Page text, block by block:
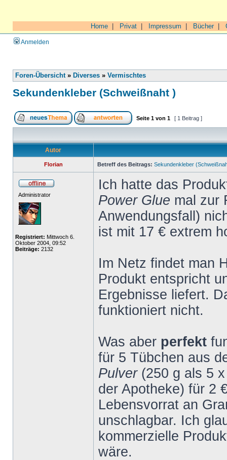
Home Privat Impressum Bücher|
Anmelden
Foren-Übersicht» Diverses » Vermischtes
Sekundenkleber (Schweißnaht )
Seite 1 von 1 [ 1 Beitrag ]
Autor
Florian Betreff des Beitrags: Sekundenkleber
Administrator
Registriert: Mittwoch 6.
Oktober 2004, 09:52
Beiträge: 2132
Ich hatte das
Power Glue mal zur
Anwendungsfall)
ist mit 17 € extrem
Im Netz findet man
Produkt entspricht
Ergebnisse liefert.
funktioniert nicht.
Was aber perfekt
für 5 Tübchen aus
Pulver(250 g als 5 x
der Apotheke) für 2
Lebensvorrat an
unschlagbar. Ich
kommerzielle
wäre.